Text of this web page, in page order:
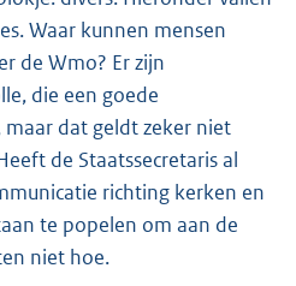
Waar kunnen mensen
de Wmo? Er zijn
die een goede
dat geldt zeker niet
de Staatssecretaris al
richting kerken en
te popelen om aan de
niet hoe.